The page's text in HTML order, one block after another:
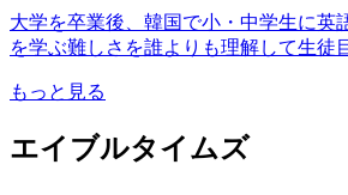
大学を卒業後、韓国で小・中学生に英
を学ぶ難しさを誰よりも理解して生徒
もっと見る
エイブルタイムズ